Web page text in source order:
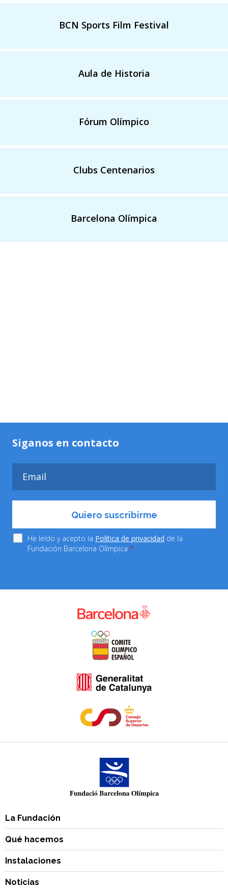
BCN Sports Film Festival
Aula de Historia
Fórum Olímpico
Clubs Centenarios
Barcelona Olímpica
Siganos en contacto
He leído y acepto la Política de privacidad de la
Fundación Barcelona Olímpica *
La Fundación
Qué hacemos
Instalaciones
Noticias